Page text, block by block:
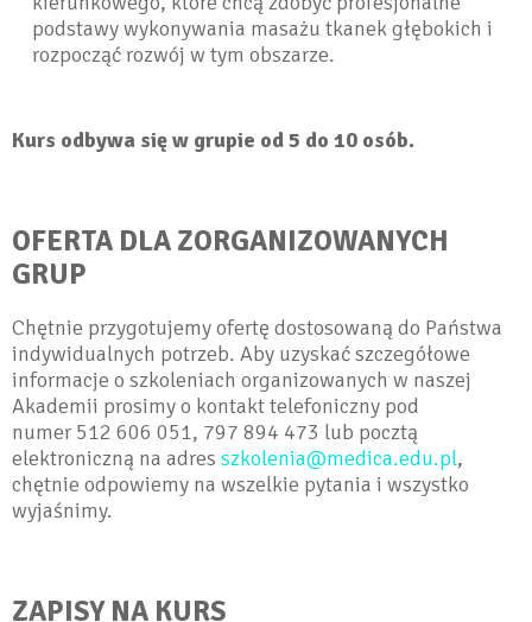
podstawy wykonywania masażu tkanek głębokich i
rozpocząć rozwój w tym obszarze.
Kurs odbywa się w grupie od 5 do 10 osób.
OFERTA DLA ZORGANIZOWANYCH
GRUP
Chętnie przygotujemy ofertę dostosowaną do Państwa
indywidualnych potrzeb. Aby uzyskać szczegółowe
informacje o szkoleniach organizowanych w naszej
Akademii prosimy o kontakt telefoniczny pod
numer 512 606 051, 797 894 473 lub pocztą
elektroniczną na adres szkolenia@medica.edu.pl,
chętnie odpowiemy na wszelkie pytania i wszystko
wyjaśnimy.
ZAPISY NA KURS